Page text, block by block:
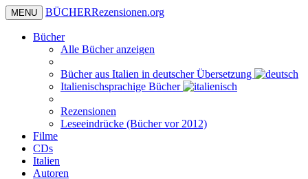
MENU BÜCHERRezensionen.org
Bücher
Alle Bücher anzeigen
Bücher aus Italien in deutscher Übersetzung
Italienischsprachige Bücher
Rezensionen
Leseeindrücke (Bücher vor 2012)
Filme
CDs
Italien
Autoren